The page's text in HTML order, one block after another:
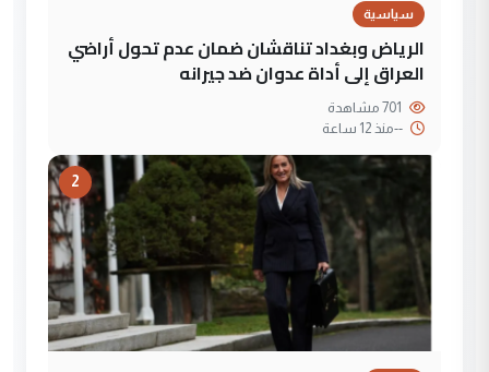
سياسية
الرياض وبغداد تناقشان ضمان عدم تحول أراضي
العراق إلى أداة عدوان ضد جيرانه
--منذ 12 ساعة
2